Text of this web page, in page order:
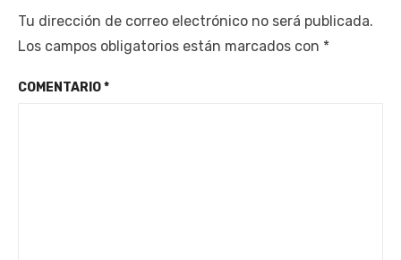
Tu dirección de correo electrónico no será publicada.
Los campos obligatorios están marcados con *
COMENTARIO*